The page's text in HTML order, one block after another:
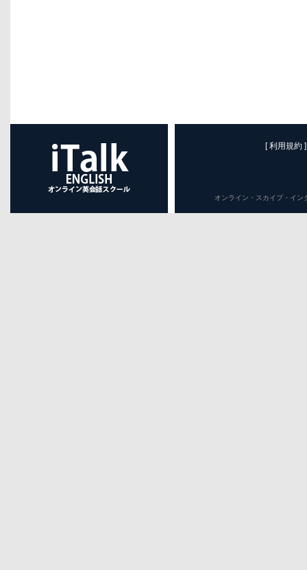
[ 利用規約 ]
オンライン・スカイプ・イ